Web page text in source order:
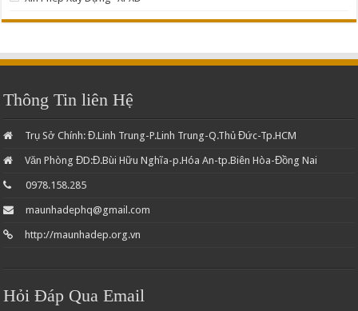
Thông Tin liên Hệ
Trụ Sở Chính: Đ.Linh Trung-P.Linh Trung-Q.Thủ Đức-Tp.HCM
Văn Phòng ĐD:Đ.Bùi Hữu Nghĩa-p.Hóa An-tp.Biên Hòa-Đồng Nai
0978.158.285
maunhadephq@gmail.com
http://maunhadep.org.vn
Hỏi Đáp Qua Email